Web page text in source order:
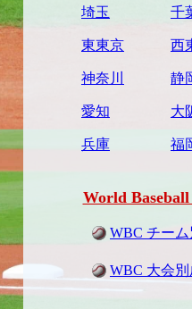
埼玉
千
東東京 西
神奈川 静
愛知 大
兵庫 福
World Baseball
WBC チー
WBC 大会